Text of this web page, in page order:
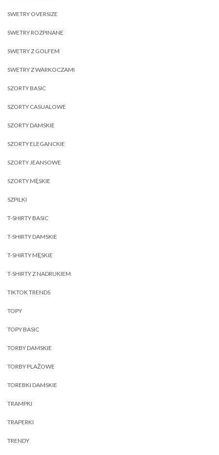
SWETRY OVERSIZE
SWETRY ROZPINANE
SWETRY Z GOLFEM
SWETRY Z WARKOCZAMI
SZORTY BASIC
SZORTY CASUALOWE
SZORTY DAMSKIE
SZORTY ELEGANCKIE
SZORTY JEANSOWE
SZORTY MĘSKIE
SZPILKI
T-SHIRTY BASIC
T-SHIRTY DAMSKIE
T-SHIRTY MĘSKIE
T-SHIRTY Z NADRUKIEM
TIKTOK TRENDS
TOPY
TOPY BASIC
TORBY DAMSKIE
TORBY PLAŻOWE
TOREBKI DAMSKIE
TRAMPKI
TRAPERKI
TRENDY